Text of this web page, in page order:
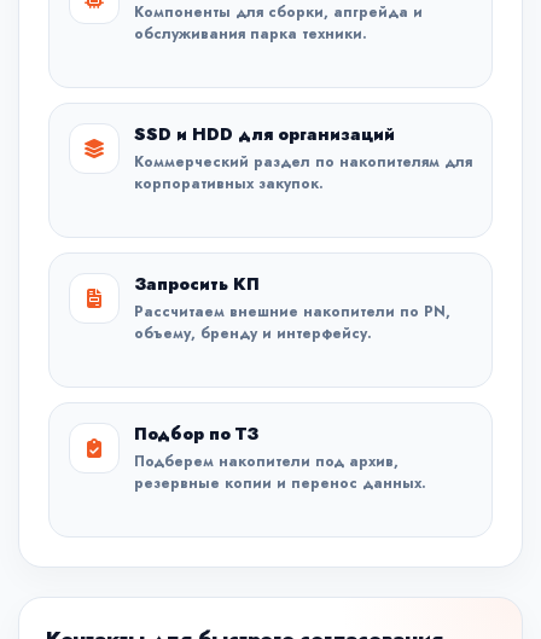
Компоненты для сборки, апгрейда и
обслуживания парка техники.
SSD и HDD для организаций
Коммерческий раздел по накопителям для
корпоративных закупок.
Запросить КП
Рассчитаем внешние накопители по PN,
объему, бренду и интерфейсу.
Подбор по ТЗ
Подберем накопители под архив,
резервные копии и перенос данных.